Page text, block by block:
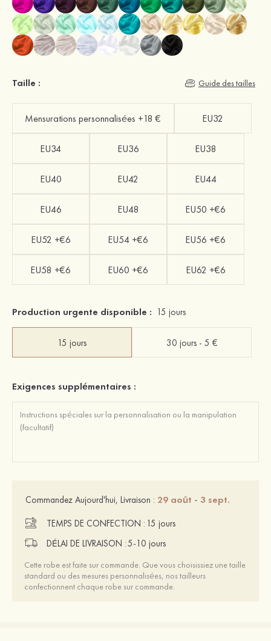
Taille : Guide des tailles
Mensurations personnalisées +18 € EU32
EU34 EU36 EU38
EU40 EU42 EU44
EU46 EU48 EU50 +€6
EU52 +€6 EU54 +€6 EU56 +€6
EU58 +€6 EU60 +€6 EU62 +€6
Production urgente disponible : 15 jours
15 jours 30 jours - 5 €
Exigences supplémentaires :
Commandez Aujourd'hui, Livraison : 29 août - 3 sept.
TEMPS DE CONFECTION : 15 jours
DÉLAI DE LIVRAISON :5-10 jours
Cette robe est faite sur commande. Que vous choisissiez une taille
standard ou des mesures personnalisées, nos tailleurs
confectionnent chaque robe sur commande.